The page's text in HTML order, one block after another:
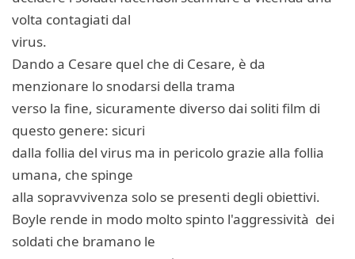
volta contagiati dal
virus.
Dando a Cesare quel che di Cesare, è da
menzionare lo snodarsi della trama
verso la fine, sicuramente diverso dai soliti film di
questo genere: sicuri
dalla follia del virus ma in pericolo grazie alla follia
umana, che spinge
alla sopravvivenza solo se presenti degli obiettivi.
Boyle rende in modo molto spinto l'aggressività dei
soldati che bramano le